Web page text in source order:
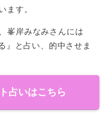
ます。
峯岸みなみさんには
』と占い、的中させま
占いはこちら